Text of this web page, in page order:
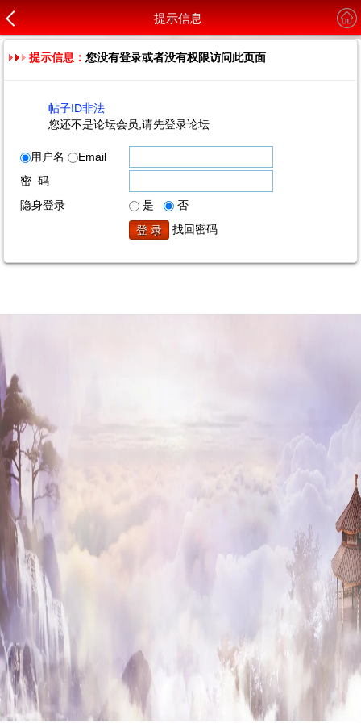
提示信息
提示信息：您没有登录或者没有权限访问此页面
帖子ID非法
您还不是论坛会员,请先登录论坛
用户名
Email
密 码
隐身登录
是
否
找回密码